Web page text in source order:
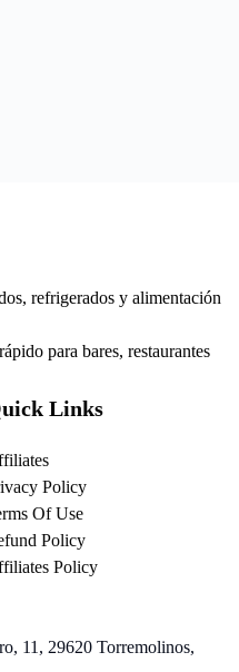
refrigerados y alimentación
para bares, restaurantes
Links
Policy
Of Use
Policy
Policy
11, 29620 Torremolinos,